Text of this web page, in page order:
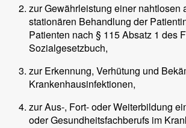
zur Gewährleistung einer nahtlosen
stationären Behandlung der
Patienten nach § 115 Absatz 1 des
Sozialgesetzbuch,
zur Erkennung, Verhütung und
Krankenhausinfektionen,
zur Aus-, Fort- oder Weiterbildung
oder Gesundheitsfachberufs im